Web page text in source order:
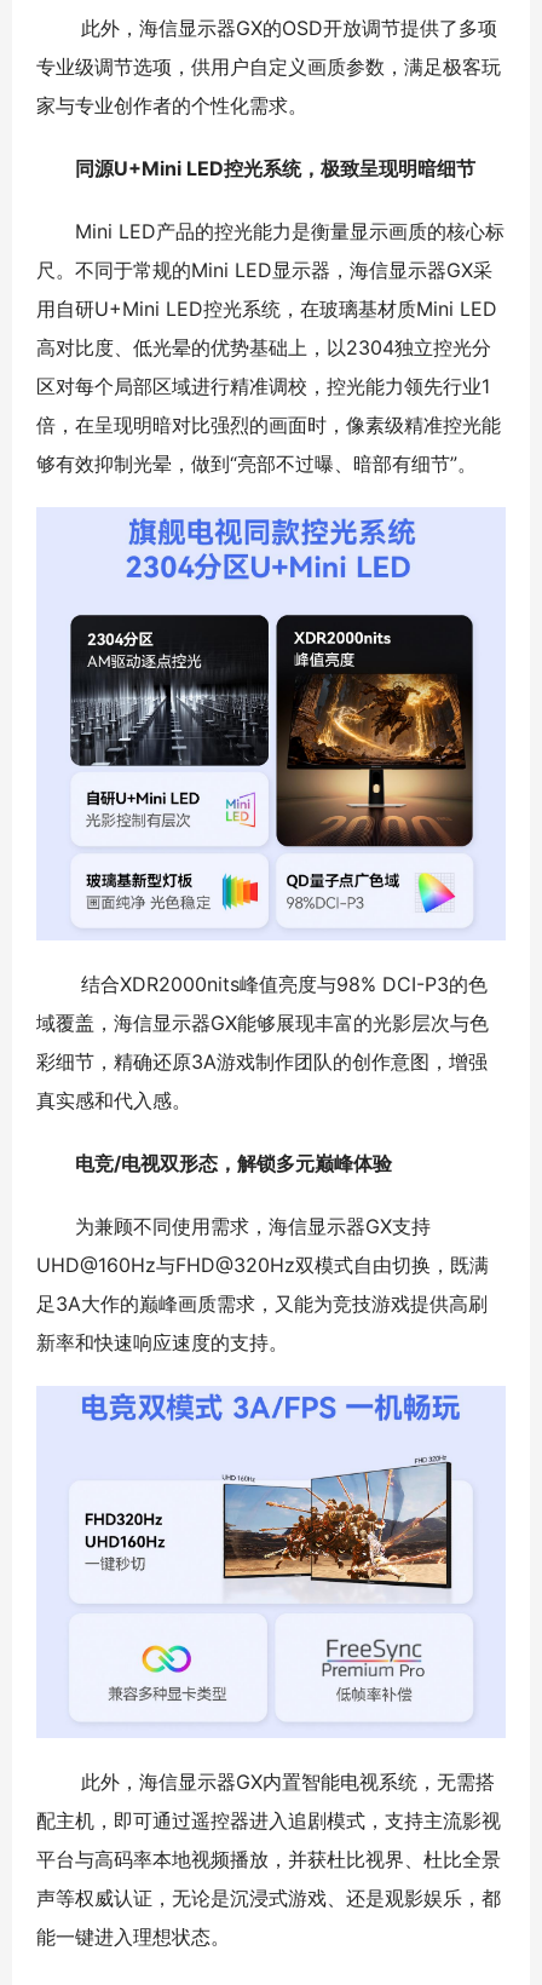
此外，海信显示器GX的OSD开放调节提供了多项
专业级调节选项，供用户自定义画质参数，满足极客玩
家与专业创作者的个性化需求。
同源U+Mini LED控光系统，极致呈现明暗细节
Mini LED产品的控光能力是衡量显示画质的核心标
尺。不同于常规的Mini LED显示器，海信显示器GX采
用自研U+Mini LED控光系统，在玻璃基材质Mini LED
高对比度、低光晕的优势基础上，以2304独立控光分
区对每个局部区域进行精准调校，控光能力领先行业1
倍，在呈现明暗对比强烈的画面时，像素级精准控光能
够有效抑制光晕，做到“亮部不过曝、暗部有细节”。
结合XDR2000nits峰值亮度与98% DCI-P3的色
域覆盖，海信显示器GX能够展现丰富的光影层次与色
彩细节，精确还原3A游戏制作团队的创作意图，增强
真实感和代入感。
电竞/电视双形态， 解锁多元巅峰体验
为兼顾不同使用需求，海信显示器GX支持
UHD@160Hz与FHD@320Hz双模式自由切换，既满
足3A大作的巅峰画质需求，又能为竞技游戏提供高刷
新率和快速响应速度的支持。
此外，海信显示器GX内置智能电视系统，无需搭
配主机，即可通过遥控器进入追剧模式，支持主流影视
平台与高码率本地视频播放，并获杜比视界、杜比全景
声等权威认证，无论是沉浸式游戏、还是观影娱乐，都
能一键进入理想状态。